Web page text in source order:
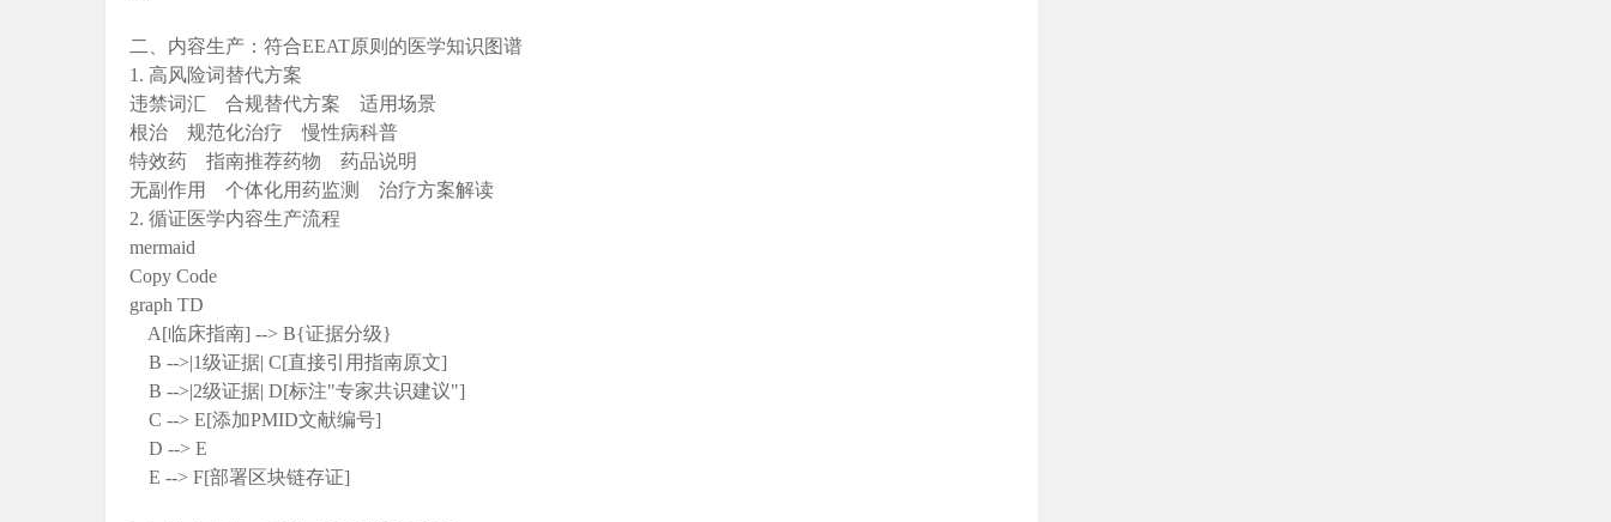
二、内容生产：符合EEAT原则的医学知识图谱
1. 高风险词替代方案
违禁词汇 合规替代方案 适用场景
根治 规范化治疗 慢性病科普
特效药 指南推荐药物 药品说明
无副作用 个体化用药监测 治疗方案解读
2. 循证医学内容生产流程
mermaid
Copy Code
graph TD
A[临床指南] --> B{证据分级}
B -->|1级证据| C[直接引用指南原文]
B -->|2级证据| D[标注"专家共识建议"]
C --> E[添加PMID文献编号]
D --> E
E --> F[部署区块链存证]